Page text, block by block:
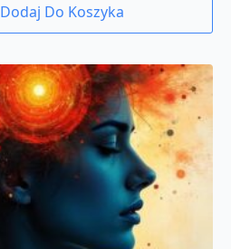
Dodaj Do Koszyka